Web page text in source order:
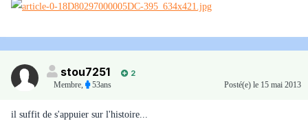
stou7251
2
Membre, 53ans Posté(e) le 15 mai 2013
il suffit de s'appuier sur l'histoire...